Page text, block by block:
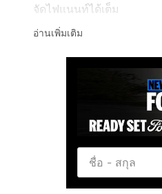
จัดไฟแนนท์ได้เต็ม
ค่าใช้จ่ายออกรถ15,000บาท
อ่านเพิ่มเติม